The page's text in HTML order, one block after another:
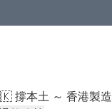
撐本土 ～ 香港製造